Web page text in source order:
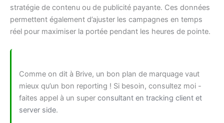
stratégie de contenu ou de publicité payante. Ces données
permettent également d’ajuster les campagnes en temps
réel pour maximiser la portée pendant les heures de pointe.
Comme on dit à Brive, un bon plan de marquage vaut
mieux qu’un bon reporting ! Si besoin, consultez moi -
faites appel à un super consultant en tracking client et
server side.